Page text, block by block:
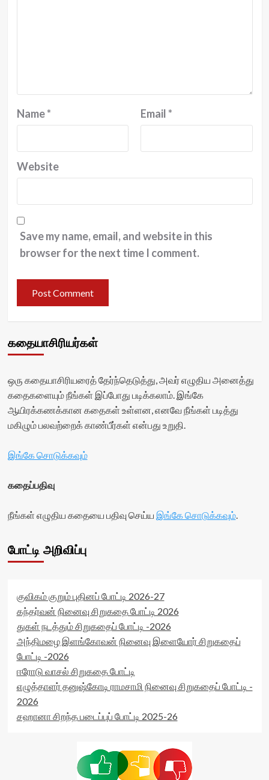
Name* Email*
Website
Save my name, email, and website in this
browser for the next time I comment.
கதையாசிரியர்கள்
ஒரு கதையாசிரியரைத் தேர்ந்தெடுத்து, அவர் எழுதிய அனைத்து
கதைகளையும் நீங்கள் இப்போது படிக்கலாம். இங்கே
ஆயிரக்கணக்கான கதைகள் உள்ளன, எனவே நீங்கள் படித்து
மகிழும் பலவற்றைக் காண்பீர்கள் என்பது உறுதி.
இங்கே சொடுக்கவும்
கதைப்பதிவு
நீங்கள் எழுதிய கதையை பதிவு செய்ய இங்கே சொடுக்கவும்.
போட்டி அறிவிப்பு
குவிகம் குறும் புதினப் போட்டி 2026-27
கந்தர்வன் நினைவு சிறுகதை போட்டி 2026
துகள் நடத்தும் சிறுகதைப் போட்டி -2026
அந்திமழை இளங்கோவன் நினைவு இளையோர் சிறுகதைப்
போட்டி -2026
ஈரோடு வாசல் சிறுகதை போட்டி
எழுத்தாளர் தனுஷ்கோடி ராமசாமி நினைவு சிறுகதைப் போட்டி -
2026
சஹானா சிறந்த படைப்புப் போட்டி 2025-26